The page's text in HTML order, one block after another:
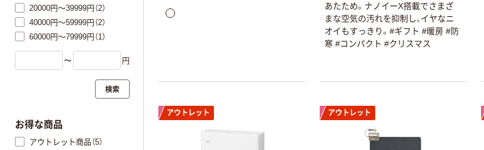
あたため。ナノイーX搭載でさまざ
まな空気の汚れを抑制し、イヤなニ
オイもすっきり。#ギフト #暖房 #防
寒 #コンパクト #クリスマス
アウトレット アウトレット
20000円～39999円（2）
40000円～59999円（2）
60000円～79999円（1）
〜 円
検索
お得な商品
アウトレット商品（5）